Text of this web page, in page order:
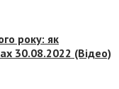
року: як
30.08.2022 (Відео)